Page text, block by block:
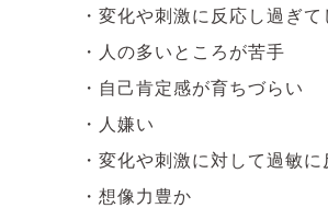
・変化や刺激に反応し過ぎて
・人の多いところが苦手
・自己肯定感が育ちづらい
・人嫌い
・変化や刺激に対して過敏
・想像力豊か